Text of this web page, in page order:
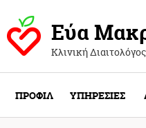
Εύα
Κλινική
ΠΡΟΦΙΛ ΥΠΗΡΕΣΙΕΣ